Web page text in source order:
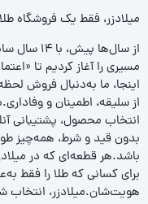
میلادزر، فقط یک فروشگاه
از سال‌ها
مسیری را آغاز کردیم تا
اینجا، ما به‌دنبال فروش
از سلیقه، اطمینان و
انتخاب محصول، پشتیبانی
بدون قید و شرط، همه‌چیز
باشد.هر قطعه‌ای که در
برای کسانی که طلا را فقط
هویت‌شان.میلادزر،